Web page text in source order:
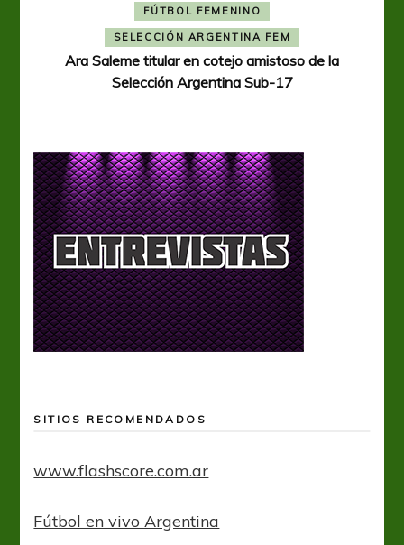
FÚTBOL FEMENINO
SELECCIÓN ARGENTINA FEM
Ara Saleme titular en cotejo amistoso de la
Selección Argentina Sub-17
SITIOS RECOMENDADOS
www.flashscore.com.ar
Fútbol en vivo Argentina